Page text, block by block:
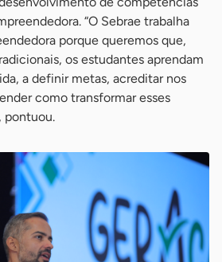
“O Sebrae trabalha
porque queremos que,
os estudantes aprendam
a definir metas, acreditar nos
como transformar esses
pontuou.